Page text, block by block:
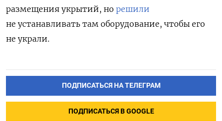
размещения укрытий, но решили
не устанавливать там оборудование, чтобы его
не украли.
ПОДПИСАТЬСЯ НА ТЕЛЕГРАМ
ПОДПИСАТЬСЯ В GOOGLE